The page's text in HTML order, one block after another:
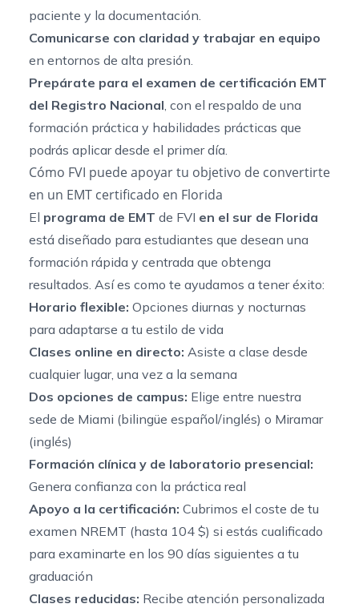
paciente y la documentación.
Comunicarse con claridad y trabajar en equipo
en entornos de alta presión.
Prepárate para el examen de certificación EMT
del Registro Nacional, con el respaldo de una
formación práctica y habilidades prácticas que
podrás aplicar desde el primer día.
Cómo FVI puede apoyar tu objetivo de convertirte
en un EMT certificado en Florida
El programa de EMT de FVI en el sur de Florida
está diseñado para estudiantes que desean una
formación rápida y centrada que obtenga
resultados. Así es como te ayudamos a tener éxito:
Horario flexible: Opciones diurnas y nocturnas
para adaptarse a tu estilo de vida
Clases online en directo: Asiste a clase desde
cualquier lugar, una vez a la semana
Dos opciones de campus: Elige entre nuestra
sede de Miami (bilingüe español/inglés) o Miramar
(inglés)
Formación clínica y de laboratorio presencial:
Genera confianza con la práctica real
Apoyo a la certificación: Cubrimos el coste de tu
examen NREMT (hasta 104 $) si estás cualificado
para examinarte en los 90 días siguientes a tu
graduación
Clases reducidas: Recibe atención personalizada